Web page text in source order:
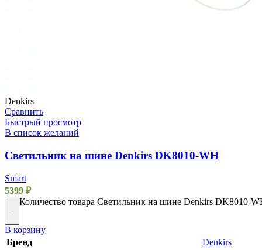
Denkirs
Сравнить
Быстрый просмотр
В список желаний
Светильник на шине Denkirs DK8010-WH
Smart
5399 ₽
-
Количество товара Светильник на шине Denkirs DK8010-
В корзину
Бренд
Denkirs